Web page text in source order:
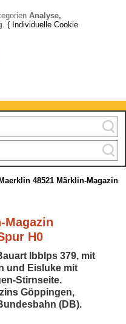
vom 03. bis 28.
Maerklin 48521 Märklin-Magazin
Magazin
H0
Ibblps 379, mit
und Eisluke mit
Stirnseite.
Göppingen,
(DB).
Analyse,
. ( Individuelle Cookie